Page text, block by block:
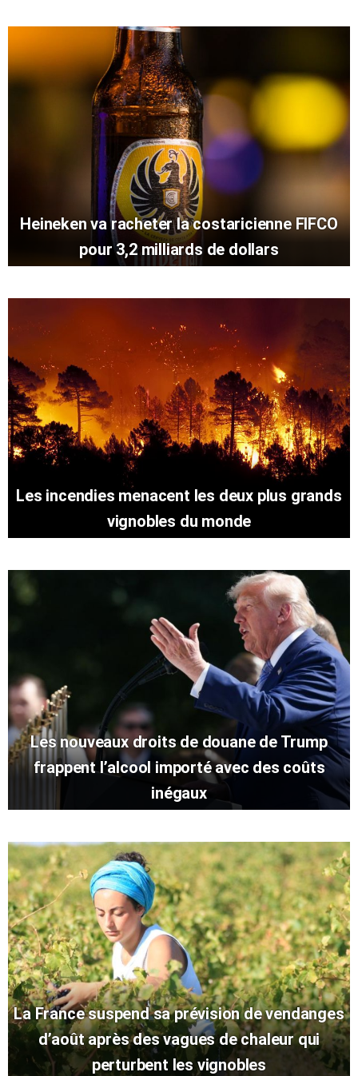
Heineken va racheter la costaricienne FIFCO
pour 3,2 milliards de dollars
Les incendies menacent les deux plus grands
vignobles du monde
Les nouveaux droits de douane de Trump
frappent l’alcool importé avec des coûts
inégaux
La France suspend sa prévision de vendanges
d’août après des vagues de chaleur qui
perturbent les vignobles